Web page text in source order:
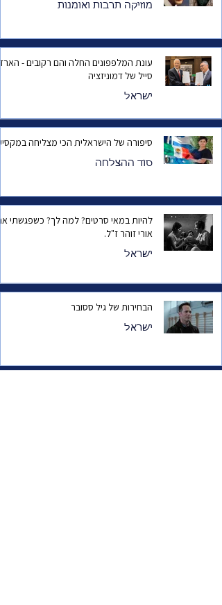
מוזיקה תרבות ואומנות
עונת המלפפונים החלה והם רקובים -
סייל של דמוניזציה
ישראל
סיפורה של הישראלית הכי מצליחה
סוד ההצלחה
להיות במאי סרטים? למה לך? כשפגשתי
אורי זוהר ז"ל.
ישראל
הבחירות של גיל ססובר
ישראל